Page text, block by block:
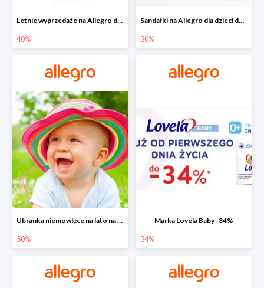
Letnie wyprzedaże na Allegro do -40%
40%
Sandałki na Allegro dla dzieci do -30%
30%
Ubranka niemowlęce na lato na Allegro do -50%
50%
Marka Lovela Baby -34%
34%